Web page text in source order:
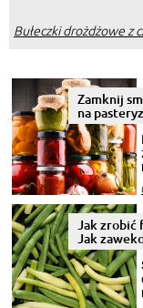
Bułeczki drożdżowe z
Zamknij
na
Jak zrobić
Jak